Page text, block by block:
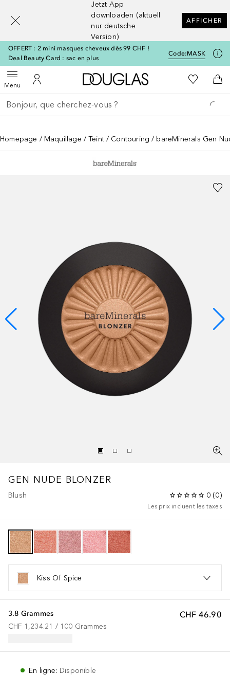
Jetzt App
downloaden (aktuell
nur deutsche
Version)
AFFICHER
OFFERT : 2 mini masques cheveux dès 99 CHF !
Deal Beauty Card : sac en plus
Code:MASK
MenuOuvrir le menuVers Mon Compte
Vers l'accueil Douglas
Vers Ma
Retourner
Exécuter la recherche
Homepage Maquillage Teint Contouring bareMinerals Gen
GEN NUDE BLONZER
Blush 0 (0)
Les prix incluent les taxes
Kiss Of Spice
CHF 46.90
3.8 Grammes
CHF 1,234.21 / 100 Grammes
En ligne: Disponible
[navigation.slideout.screenreader]